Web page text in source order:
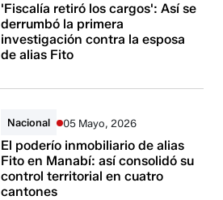
'Fiscalía retiró los cargos': Así se
derrumbó la primera
investigación contra la esposa
de alias Fito
Nacional 05 Mayo, 2026
El poderío inmobiliario de alias
Fito en Manabí: así consolidó su
control territorial en cuatro
cantones